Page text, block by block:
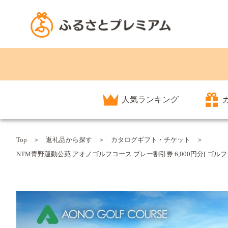
人気ランキング
Top 返礼品から探す
カタログギフト・チケット
NTM青野運動公苑 アオノゴルフコース プレー割引券 6,000円分[ ゴル